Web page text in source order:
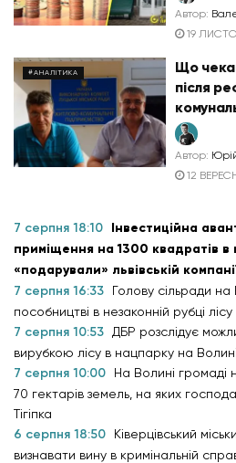
Автор:
19
#АНАЛІТИКА
Що
після
Автор:
12
7 серпня 18:10 Інвестиційна
приміщення на 1300 квадратів в
«подарували» львівській
7 серпня 16:33
Голову сільради
пособництві в незаконній рубці лісу
7 серпня 10:53
ДБР розслідує
вирубкою лісу в нацпарку на Волині
7 серпня 10:00
На Волині громаді
70 гектарів земель, на яких
Тігіпка
6 серпня 18:50
Ківерцівський
визнавати вину в кримінальній